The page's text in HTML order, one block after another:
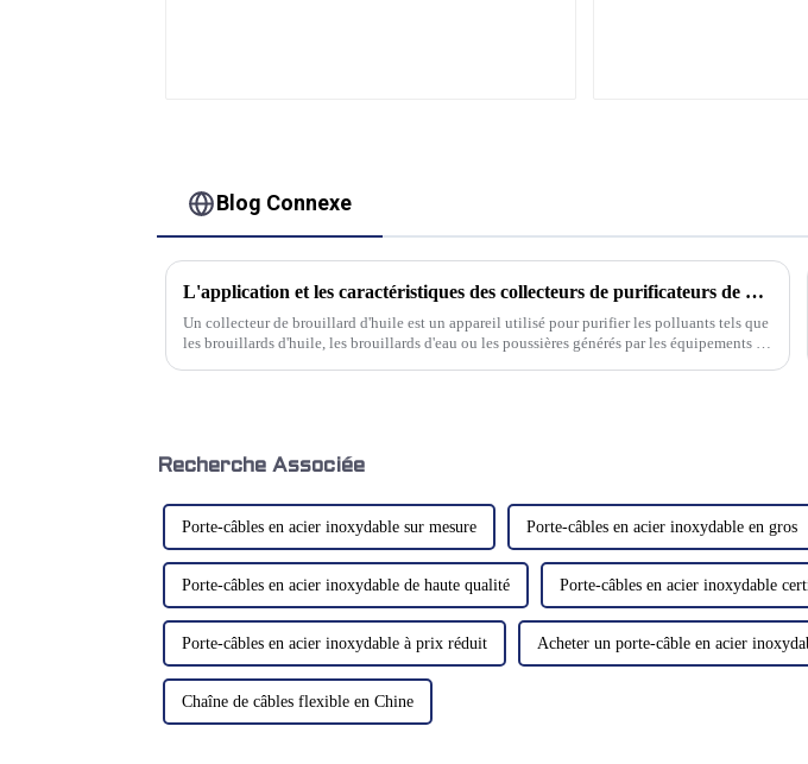
Blog Connexe
L'application et les caractéristiques des collecteurs de purificateurs de brouillard d'huile ?
Un collecteur de brouillard d'huile est un appareil utilisé pour purifier les polluants tels que
les brouillards d'huile, les brouillards d'eau ou les poussières générés par les équipements de
Recherche Associée
Porte-câbles en acier inoxydable sur mesure Porte-câbles en acier inoxydable en gros
Porte-câbles en acier inoxydable de haute qualité Porte-câbles en acier inoxydable
Porte-câbles en acier inoxydable à prix réduit Acheter un porte-câble en acier
Chaîne de câbles flexible en Chine